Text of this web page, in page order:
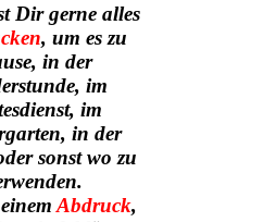
Dir gerne alles
, um es zu
in der
im
im
in der
sonst wo zu
Abdruck,